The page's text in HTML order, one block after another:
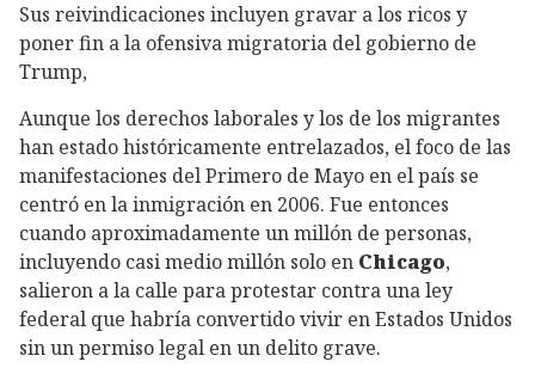
Sus reivindicaciones incluyen gravar a los ricos y
poner fin a la ofensiva migratoria del gobierno de
Trump,
Aunque los derechos laborales y los de los migrantes
han estado históricamente entrelazados, el foco de las
manifestaciones del Primero de Mayo en el país se
centró en la inmigración en 2006. Fue entonces
cuando aproximadamente un millón de personas,
incluyendo casi medio millón solo en Chicago,
salieron a la calle para protestar contra una ley
federal que habría convertido vivir en Estados Unidos
sin un permiso legal en un delito grave.